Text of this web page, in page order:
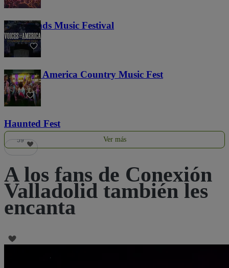
Lost Lands Music Festival
121
Voices of America Country Music Fest
36
Haunted Fest
59 Ver más
A los fans de Conexión
Valladolid también les
encanta